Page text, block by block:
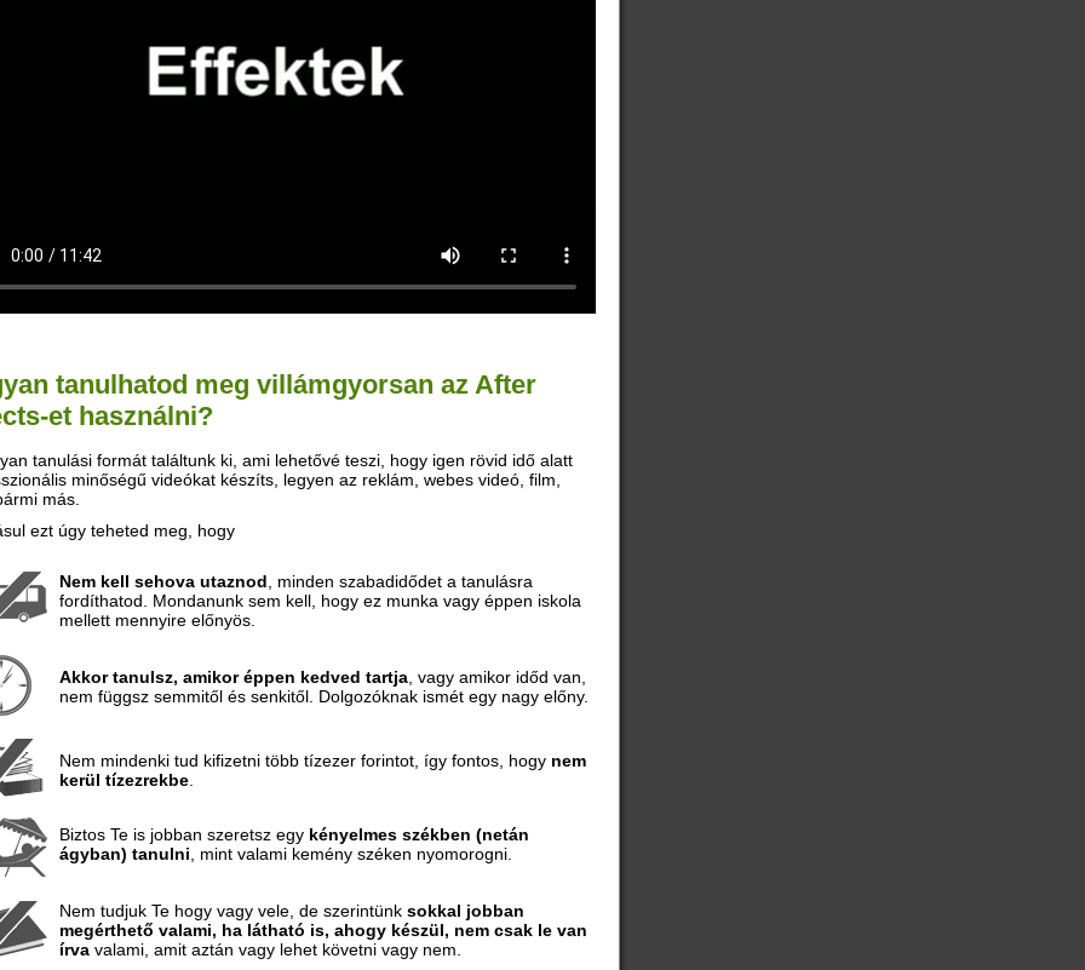
tanulhatod meg villámgyorsan az After
et használni?
tanulási formát találtunk ki, ami lehetővé teszi, hogy igen rövid idő alatt
minőségű videókat készíts, legyen az reklám, webes videó, film,
más.
ezt úgy teheted meg, hogy
Nem kell sehova utaznod , minden szabadidődet a tanulásra
fordíthatod. Mondanunk sem kell, hogy ez munka vagy éppen iskola
mellett mennyire előnyös.
Akkor tanulsz, amikor éppen kedved tartja, vagy amikor időd van,
nem függsz semmitől és senkitől. Dolgozóknak ismét egy nagy előny.
Nem mindenki tud kifizetni több tízezer forintot, így fontos, hogy nem
kerül tízezrekbe.
Biztos Te is jobban szeretsz egy kényelmes székben (netán
ágyban) tanulni , mint valami kemény széken nyomorogni.
Nem tudjuk Te hogy vagy vele, de szerintünk sokkal jobban
megérthető valami, ha látható is, ahogy készül, nem csak le van
írvavalami, amit aztán vagy lehet követni vagy nem.